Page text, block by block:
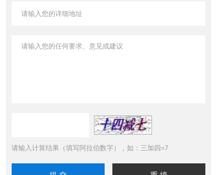
请输入计算结果（填写阿拉伯数字），如：三加四=7